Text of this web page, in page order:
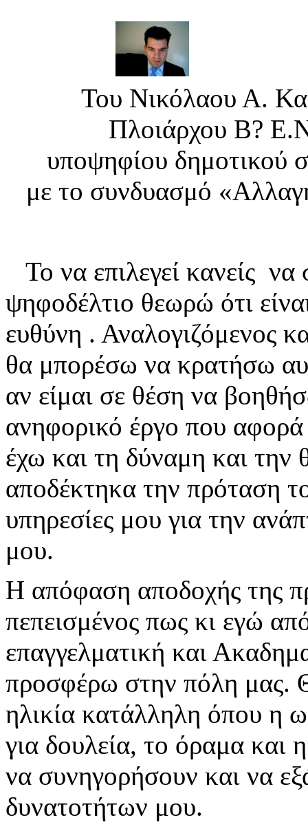
Του Νικόλαου Α.
Πλοιάρχου Β?
υποψηφίου δημοτικού
με το συνδυασμό
Το να επιλεγεί κανείς να
ψηφοδέλτιο θεωρώ ότι
ευθύνη . Αναλογιζόμενος
θα μπορέσω να κρατήσω
αν είμαι σε θέση να
ανηφορικό έργο που
έχω και τη δύναμη και την
αποδέκτηκα την πρόταση
υπηρεσίες μου για την
μου.
Η απόφαση αποδοχής της
πεπεισμένος πως κι εγώ
επαγγελματική και
προσφέρω στην πόλη μας.
ηλικία κατάλληλη όπου η
για δουλεία, το όραμα και
να συνηγορήσουν και να
δυνατοτήτων μου.